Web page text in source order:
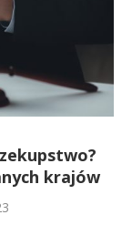
krajów